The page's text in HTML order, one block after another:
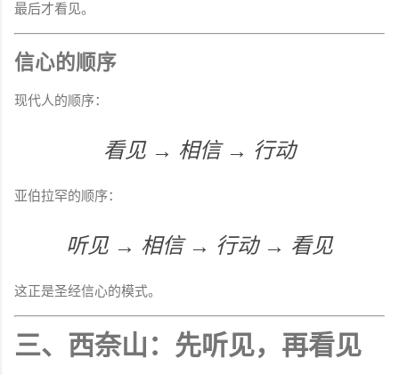
最后才看见。
信心的顺序
现代人的顺序：
看见 → 相信 → 行动
亚伯拉罕的顺序：
听见 → 相信 → 行动 → 看见
这正是圣经信心的模式。
三、西奈山：先听见，再看见